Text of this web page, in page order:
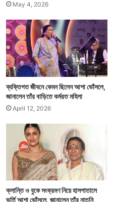
আরও একবার উদ্বেল হয়ে
আচরণের প্রশংসা করেন।
খুরানার ওপর বর্ষণ করেন
May 4, 2026
ব্যক্তিগত জীবনে কেমন ছিলেন আশা ভোঁসলে,
জানালেন তাঁর বাড়িতে কর্মরত মহিলা
April 12, 2026
ক্লান্তি ও বুকে সংক্রমণ নিয়ে হাসপাতালে
ভর্তি আশা ভোঁসলে, জানালেন তাঁর নাতনি